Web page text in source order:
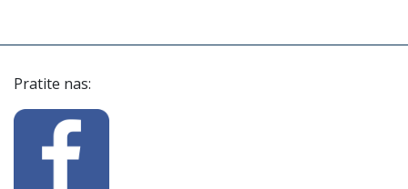
Pratite nas: